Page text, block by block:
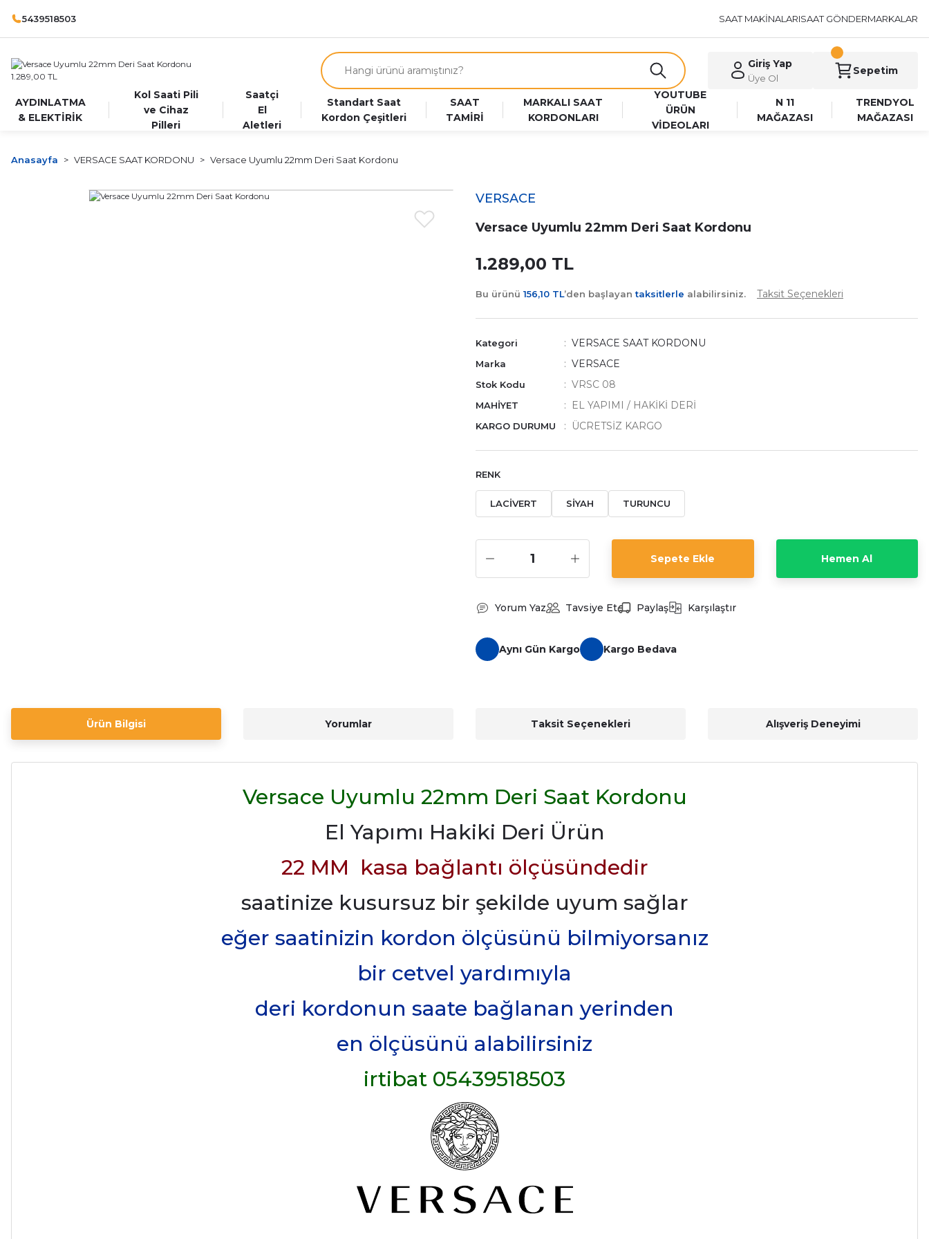
5439518503 SAAT MAKİNALARISAAT GÖNDERMARKALAR
Giriş Yap
Üye Ol
Sepetim
AYDINLATMA
& ELEKTİRİK
Kol Saati Pili
ve Cihaz
Pilleri
Saatçi
El
Aletleri
Standart Saat
Kordon Çeşitleri
SAAT
TAMİRİ
MARKALI SAAT
KORDONLARI
YOUTUBE
ÜRÜN
VİDEOLARI
N 11
MAĞAZASI
TRENDYOL
MAĞAZASI
Anasayfa VERSACE SAAT KORDONU Versace Uyumlu 22mm Deri Saat Kordonu
VERSACE
Versace Uyumlu 22mm Deri Saat Kordonu
1.289,00 TL
Bu ürünü 156,10 TL’den başlayantaksitlerle alabilirsiniz. Taksit Seçenekleri
Kategori VERSACE SAAT KORDONU
Marka VERSACE
Stok Kodu VRSC 08
MAHİYET EL YAPIMI / HAKİKİ DERİ
KARGO DURUMU ÜCRETSİZ KARGO
RENK
LACİVERT SİYAH TURUNCU
Sepete Ekle Hemen Al
Yorum Yaz Tavsiye Et Paylaş Karşılaştır
Aynı Gün Kargo Kargo Bedava
Ürün Bilgisi Yorumlar Taksit Seçenekleri Alışveriş Deneyimi
Versace Uyumlu 22mm Deri Saat Kordonu
El Yapımı Hakiki Deri Ürün
22 MM kasa bağlantı ölçüsündedir
saatinize kusursuz bir şekilde uyum sağlar
eğer saatinizin kordon ölçüsünü bilmiyorsanız
bir cetvel yardımıyla
deri kordonun saate bağlanan yerinden
en ölçüsünü alabilirsiniz
irtibat 05439518503